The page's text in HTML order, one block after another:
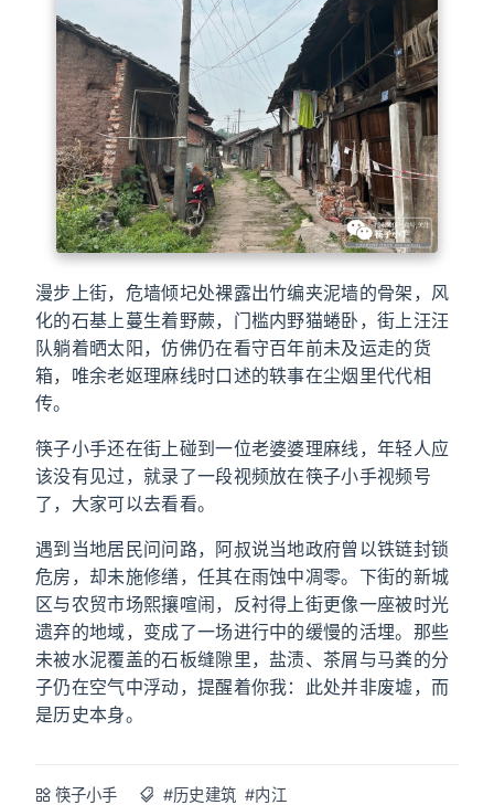
漫步上街，危墙倾圮处裸露出竹编夹泥墙的骨架，风
化的石基上蔓生着野蕨，门槛内野猫蜷卧，街上汪汪
队躺着晒太阳，仿佛仍在看守百年前未及运走的货
箱，唯余老妪理麻线时口述的轶事在尘烟里代代相
传。
筷子小手还在街上碰到一位老婆婆理麻线，年轻人应
该没有见过，就录了一段视频放在筷子小手视频号
了，大家可以去看看。
遇到当地居民问问路，阿叔说当地政府曾以铁链封锁
危房，却未施修缮，任其在雨蚀中凋零。下街的新城
区与农贸市场熙攘喧闹，反衬得上街更像一座被时光
遗弃的地域，变成了一场进行中的缓慢的活埋。那些
未被水泥覆盖的石板缝隙里，盐渍、茶屑与马粪的分
子仍在空气中浮动，提醒着你我：此处并非废墟，而
是历史本身。
筷子小手 #历史建筑 #内江